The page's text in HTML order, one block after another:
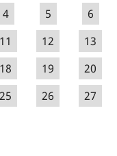
4 5
6
11 12
13
18 19
20
25 26
27